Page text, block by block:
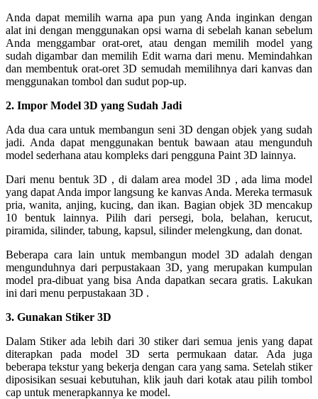
Anda dapat memilih warna apa pun yang Anda inginkan dengan
alat ini dengan menggunakan opsi warna di sebelah kanan sebelum
Anda menggambar orat-oret, atau dengan memilih model yang
sudah digambar dan memilih Edit warna dari menu. Memindahkan
dan membentuk orat-oret 3D semudah memilihnya dari kanvas dan
menggunakan tombol dan sudut pop-up.
2. Impor Model 3D yang Sudah Jadi
Ada dua cara untuk membangun seni 3D dengan objek yang sudah
jadi. Anda dapat menggunakan bentuk bawaan atau mengunduh
model sederhana atau kompleks dari pengguna Paint 3D lainnya.
Dari menu bentuk 3D , di dalam area model 3D , ada lima model
yang dapat Anda impor langsung ke kanvas Anda. Mereka termasuk
pria, wanita, anjing, kucing, dan ikan. Bagian objek 3D mencakup
10 bentuk lainnya. Pilih dari persegi, bola, belahan, kerucut,
piramida, silinder, tabung, kapsul, silinder melengkung, dan donat.
Beberapa cara lain untuk membangun model 3D adalah dengan
mengunduhnya dari perpustakaan 3D, yang merupakan kumpulan
model pra-dibuat yang bisa Anda dapatkan secara gratis. Lakukan
ini dari menu perpustakaan 3D .
3. Gunakan Stiker 3D
Dalam Stiker ada lebih dari 30 stiker dari semua jenis yang dapat
diterapkan pada model 3D serta permukaan datar. Ada juga
beberapa tekstur yang bekerja dengan cara yang sama. Setelah stiker
diposisikan sesuai kebutuhan, klik jauh dari kotak atau pilih tombol
cap untuk menerapkannya ke model.